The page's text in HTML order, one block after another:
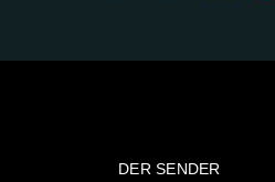
DER SENDER